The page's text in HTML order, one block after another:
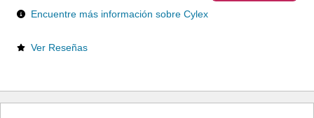
Encuentre más información sobre Cylex
Ver Reseñas